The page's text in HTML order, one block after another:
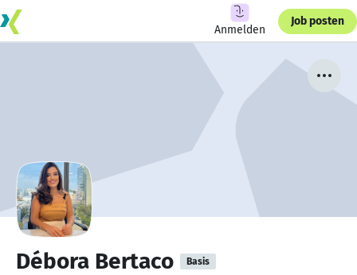
Anmelden
Job posten
Débora Bertaco Basis